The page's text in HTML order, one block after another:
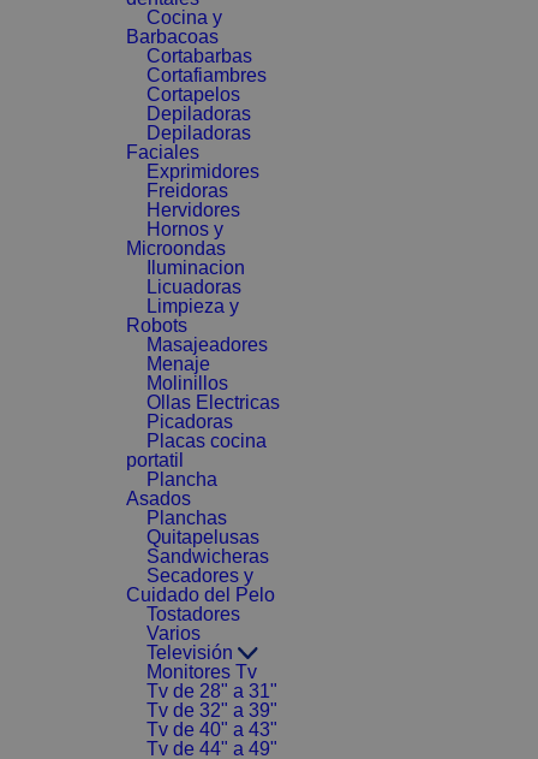
Cocina y
Barbacoas
Cortabarbas
Cortafiambres
Cortapelos
Depiladoras
Depiladoras
Faciales
Exprimidores
Freidoras
Hervidores
Hornos y
Microondas
Iluminacion
Licuadoras
Limpieza y
Robots
Masajeadores
Menaje
Molinillos
Ollas Electricas
Picadoras
Placas cocina
portatil
Plancha
Asados
Planchas
Quitapelusas
Sandwicheras
Secadores y
Cuidado del Pelo
Tostadores
Varios
Televisión
Monitores Tv
Tv de 28" a 31"
Tv de 32" a 39"
Tv de 40" a 43"
Tv de 44" a 49"